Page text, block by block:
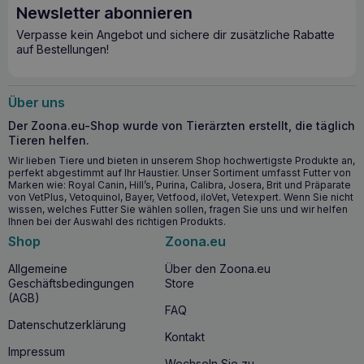
Feuchtigkeit 82%, Kalzium 0,41%, Phosphor 0,35%.
Metabolisierbare Energie (EM): 85 kcal/100 g.
ERNÄHRUNGSZUSATZSTOFFE pro KG: Vitamin E (3a700)
25 mg; Spurenelemente: Zink (3b605) 15 mg, Mangan
Alleinfuttermittel für heranwachsende Hunde von der
Entwöhnung bis zur Geschlechtsreife (ca. 1 Jahr alt). Es
erfüllt auch die Ernährungsbedürfnisse von trächtigen und
säugenden Hündinnen. Alle tierischen Bestandteile, die zur
Herstellung des Futters verwendet werden, stammen von
Ente und Wildschwein. Die Rezeptur ist getreidefrei und
enthält keine Konservierungsstoffe. ZUTATEN: Ente (Fleisch
und Innereien) 46 %, Wildschwein (Fleisch und Innereien)
14 %, Heidelbeeren 4 %, Erbsenmehl 2 %, Lachsöl 1 %,
Lignozellulose 0,7 %, Calciumcarbonat 0,3 %.
ANALYTISCHE ZUSAMMENSETZUNG: Rohprotein 8%,
Rohfett 8%, Rohfaser 0,8%, Rohasche 2%, Feuchtigkeit
78%, Calcium 0,2%, Phosphor 0,2%, Omega-6-Fettsäuren
1,1%, Omega-3-Fettsäuren 0,15%. Metabolische Energie
(EM): 110 kcal/100 g. ZUSATZSTOFFE pro KG: Vitamine:
Vitamin D3 (3a671) 250 IU, Vitamin E (3a700) 150 mg,
Vitamin B1 (3a820) 1 mg, Biotin (3a880) 0,4 mg;
Spurenelemente: Zink (3b612) 14 mg, Eisen (3b107) 12 mg,
Newsletter abonnieren
Verpasse kein Angebot und sichere dir zusätzliche Rabatte
auf Bestellungen!
Über uns
Der Zoona.eu-Shop wurde von Tierärzten erstellt, die täglich
Tieren helfen.
Wir lieben Tiere und bieten in unserem Shop hochwertigste Produkte an,
perfekt abgestimmt auf Ihr Haustier. Unser Sortiment umfasst Futter von
Marken wie: Royal Canin, Hill’s, Purina, Calibra, Josera, Brit und Präparate
von VetPlus, Vetoquinol, Bayer, Vetfood, iloVet, Vetexpert. Wenn Sie nicht
wissen, welches Futter Sie wählen sollen, fragen Sie uns und wir helfen
Ihnen bei der Auswahl des richtigen Produkts.
Shop
Allgemeine
Geschäftsbedingungen
(AGB)
Datenschutzerklärung
Impressum
Zoona.eu
Über den Zoona.eu
Store
FAQ
Kontakt